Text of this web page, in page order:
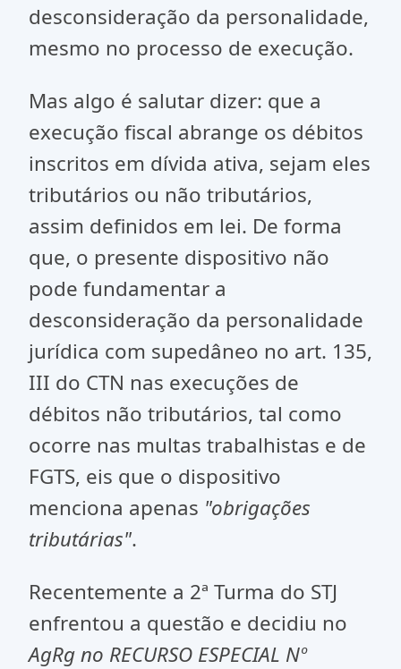
desconsideração da personalidade,
mesmo no processo de execução.
Mas algo é salutar dizer: que a
execução fiscal abrange os débitos
inscritos em dívida ativa, sejam eles
tributários ou não tributários,
assim definidos em lei. De forma
que, o presente dispositivo não
pode fundamentar a
desconsideração da personalidade
jurídica com supedâneo no art. 135,
III do CTN nas execuções de
débitos não tributários, tal como
ocorre nas multas trabalhistas e de
FGTS, eis que o dispositivo
menciona apenas "obrigações
tributárias".
Recentemente a 2ª Turma do STJ
enfrentou a questão e decidiu no
AgRg no RECURSO ESPECIAL Nº